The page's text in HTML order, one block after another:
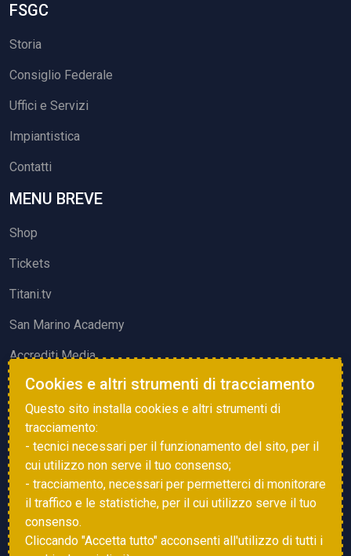
FSGC
Storia
Consiglio Federale
Uffici e Servizi
Impiantistica
Contatti
MENU BREVE
Shop
Tickets
Titani.tv
San Marino Academy
Accrediti Media
ATTIVITÀ ED EVENTI
Squadre di Calcio
Associazione Sammarinese Arbitri
Vota gol e parata
Cookies e altri strumenti di tracciamento
Questo sito installa cookies e altri strumenti di
tracciamento:
- tecnici necessari per il funzionamento del sito, per il
cui utilizzo non serve il tuo consenso;
- tracciamento, necessari per permetterci di monitorare
il traffico e le statistiche, per il cui utilizzo serve il tuo
consenso.
Cliccando "Accetta tutto" acconsenti all'utilizzo di tutti i